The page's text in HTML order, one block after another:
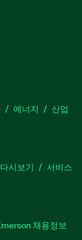
에너지
산업
시보기
서비스
채용정보